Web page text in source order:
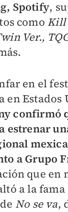
Spotify,
como Kill
Ver.,
en el
en Estados
confirmó
estrenar
a Grupo
que en
a la fama
No se va,